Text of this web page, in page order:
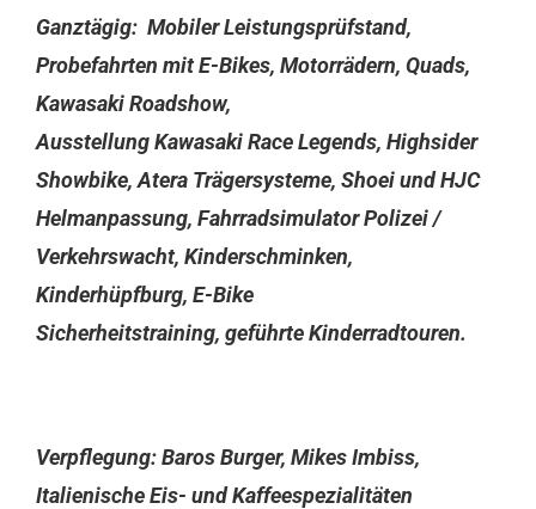
Ganztägig: Mobiler Leistungsprüfstand,
Probefahrten mit E-Bikes, Motorrädern, Quads,
Kawasaki Roadshow,
Ausstellung Kawasaki Race Legends, Highsider
Showbike, Atera Trägersysteme, Shoei und HJC
Helmanpassung, Fahrradsimulator Polizei /
Verkehrswacht, Kinderschminken,
Kinderhüpfburg, E-Bike
Sicherheitstraining, geführte Kinderradtouren.
Verpflegung: Baros Burger, Mikes Imbiss,
Italienische Eis- und Kaffeespezialitäten